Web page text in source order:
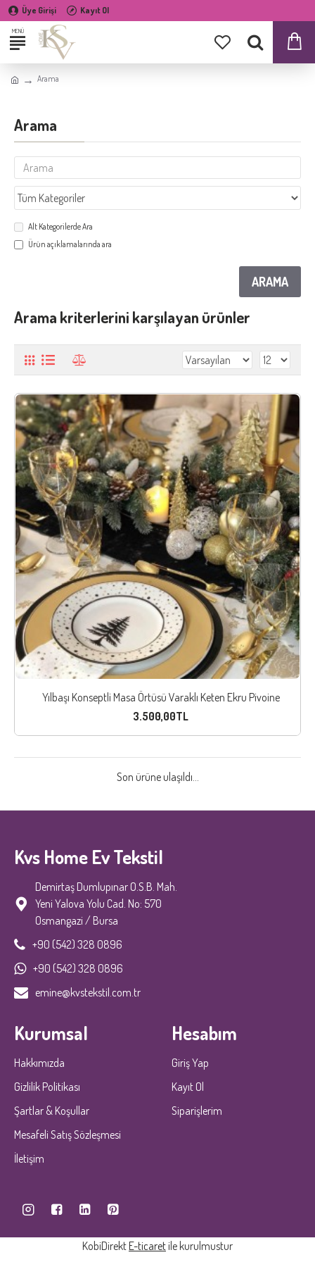
Üye Girişi Kayıt Ol
Arama
Arama
Alt Kategorilerde Ara
Ürün açıklamalarında ara
ARAMA
Arama kriterlerini karşılayan ürünler
Yılbaşı Konseptli Masa Örtüsü Varaklı Keten Ekru Pivoine
3.500,00TL
Son ürüne ulaşıldı...
Kvs Home Ev Tekstil
Demirtaş Dumlupınar O.S.B. Mah.
Yeni Yalova Yolu Cad. No: 570
Osmangazi / Bursa
+90 (542) 328 0896
+90 (542) 328 0896
emine@kvstekstil.com.tr
Kurumsal
Hakkımızda
Gizlilik Politikası
Şartlar & Koşullar
Mesafeli Satış Sözleşmesi
İletişim
Hesabım
Giriş Yap
Kayıt Ol
Siparişlerim
KobiDirektE-ticaret ile kurulmustur